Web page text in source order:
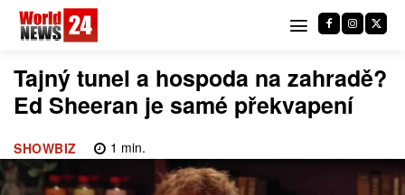
Tajný tunel a hospoda na zahradě?
Ed Sheeran je samé překvapení
SHOWBIZ 1 min.